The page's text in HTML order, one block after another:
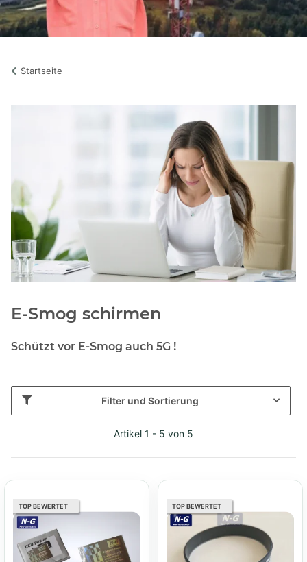
Startseite
E-Smog schirmen
Schützt vor E-Smog auch 5G !
Filter und Sortierung
Artikel 1 - 5 von 5
TOP BEWERTET TOP BEWERTET